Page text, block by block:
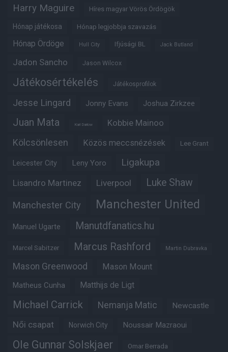
Harry Maguire Híres magyar Vörös Ördögök
Hónap játékosa Hónap legjobbja szavazás
Hónap Ördöge Hull City Ifjúsági BL Jack Butland
Jadon Sancho Jason Wilcox
Játékosértékelés Játékosprofilok
Jesse Lingard Jonny Evans Joshua Zirkzee
Juan Mata Karl Darlow Kobbie Mainoo
Kölcsönlesen Közös meccsnézések Lee Grant
Leicester City Leny Yoro Ligakupa
Lisandro Martinez Liverpool Luke Shaw
Manchester City Manchester United
Manuel Ugarte Manutdfanatics.hu
Marcel Sabitzer Marcus Rashford Martin Dubravka
Mason Greenwood Mason Mount
Matheus Cunha Matthijs de Ligt
Michael Carrick Nemanja Matic Newcastle
Női csapat Norwich City Noussair Mazraoui
Ole Gunnar Solskjaer Omar Berrada